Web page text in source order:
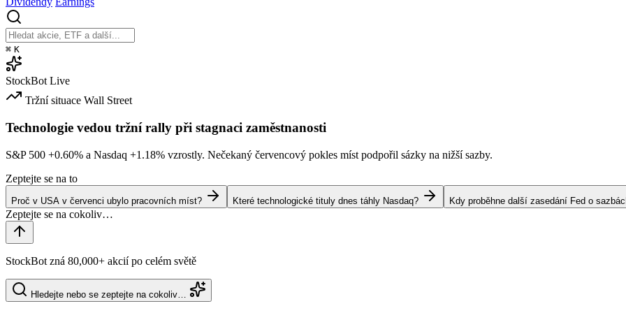
⌘ K
StockBot Live
Tržní situace Wall Street
Technologie vedou tržní rally při stagnaci zaměstnanosti
S&P 500 +0.60% a Nasdaq +1.18% vzrostly. Nečekaný červencový pokles míst podpořil sázky na nižší sazby.
Zeptejte se na to
Proč v USA v červenci ubylo pracovních míst? Které technologické tituly dnes táhly Nasdaq? Kdy proběhne další zasedání Fed o
StockBot zná 80,000+ akcií po celém světě
Hledejte nebo se zeptejte na cokoliv…